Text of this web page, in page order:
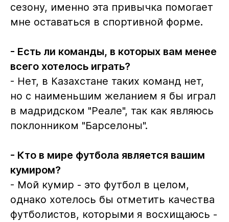
сезону, именно эта привычка помогает
мне оставаться в спортивной форме.
- Есть ли команды, в которых вам менее
всего хотелось играть?
- Нет, в Казахстане таких команд нет,
но с наименьшим желанием я бы играл
в мадридском "Реале", так как являюсь
поклонником "Барселоны".
- Кто в мире футбола является вашим
кумиром?
- Мой кумир - это футбол в целом,
однако хотелось бы отметить качества
футболистов, которыми я восхищаюсь -